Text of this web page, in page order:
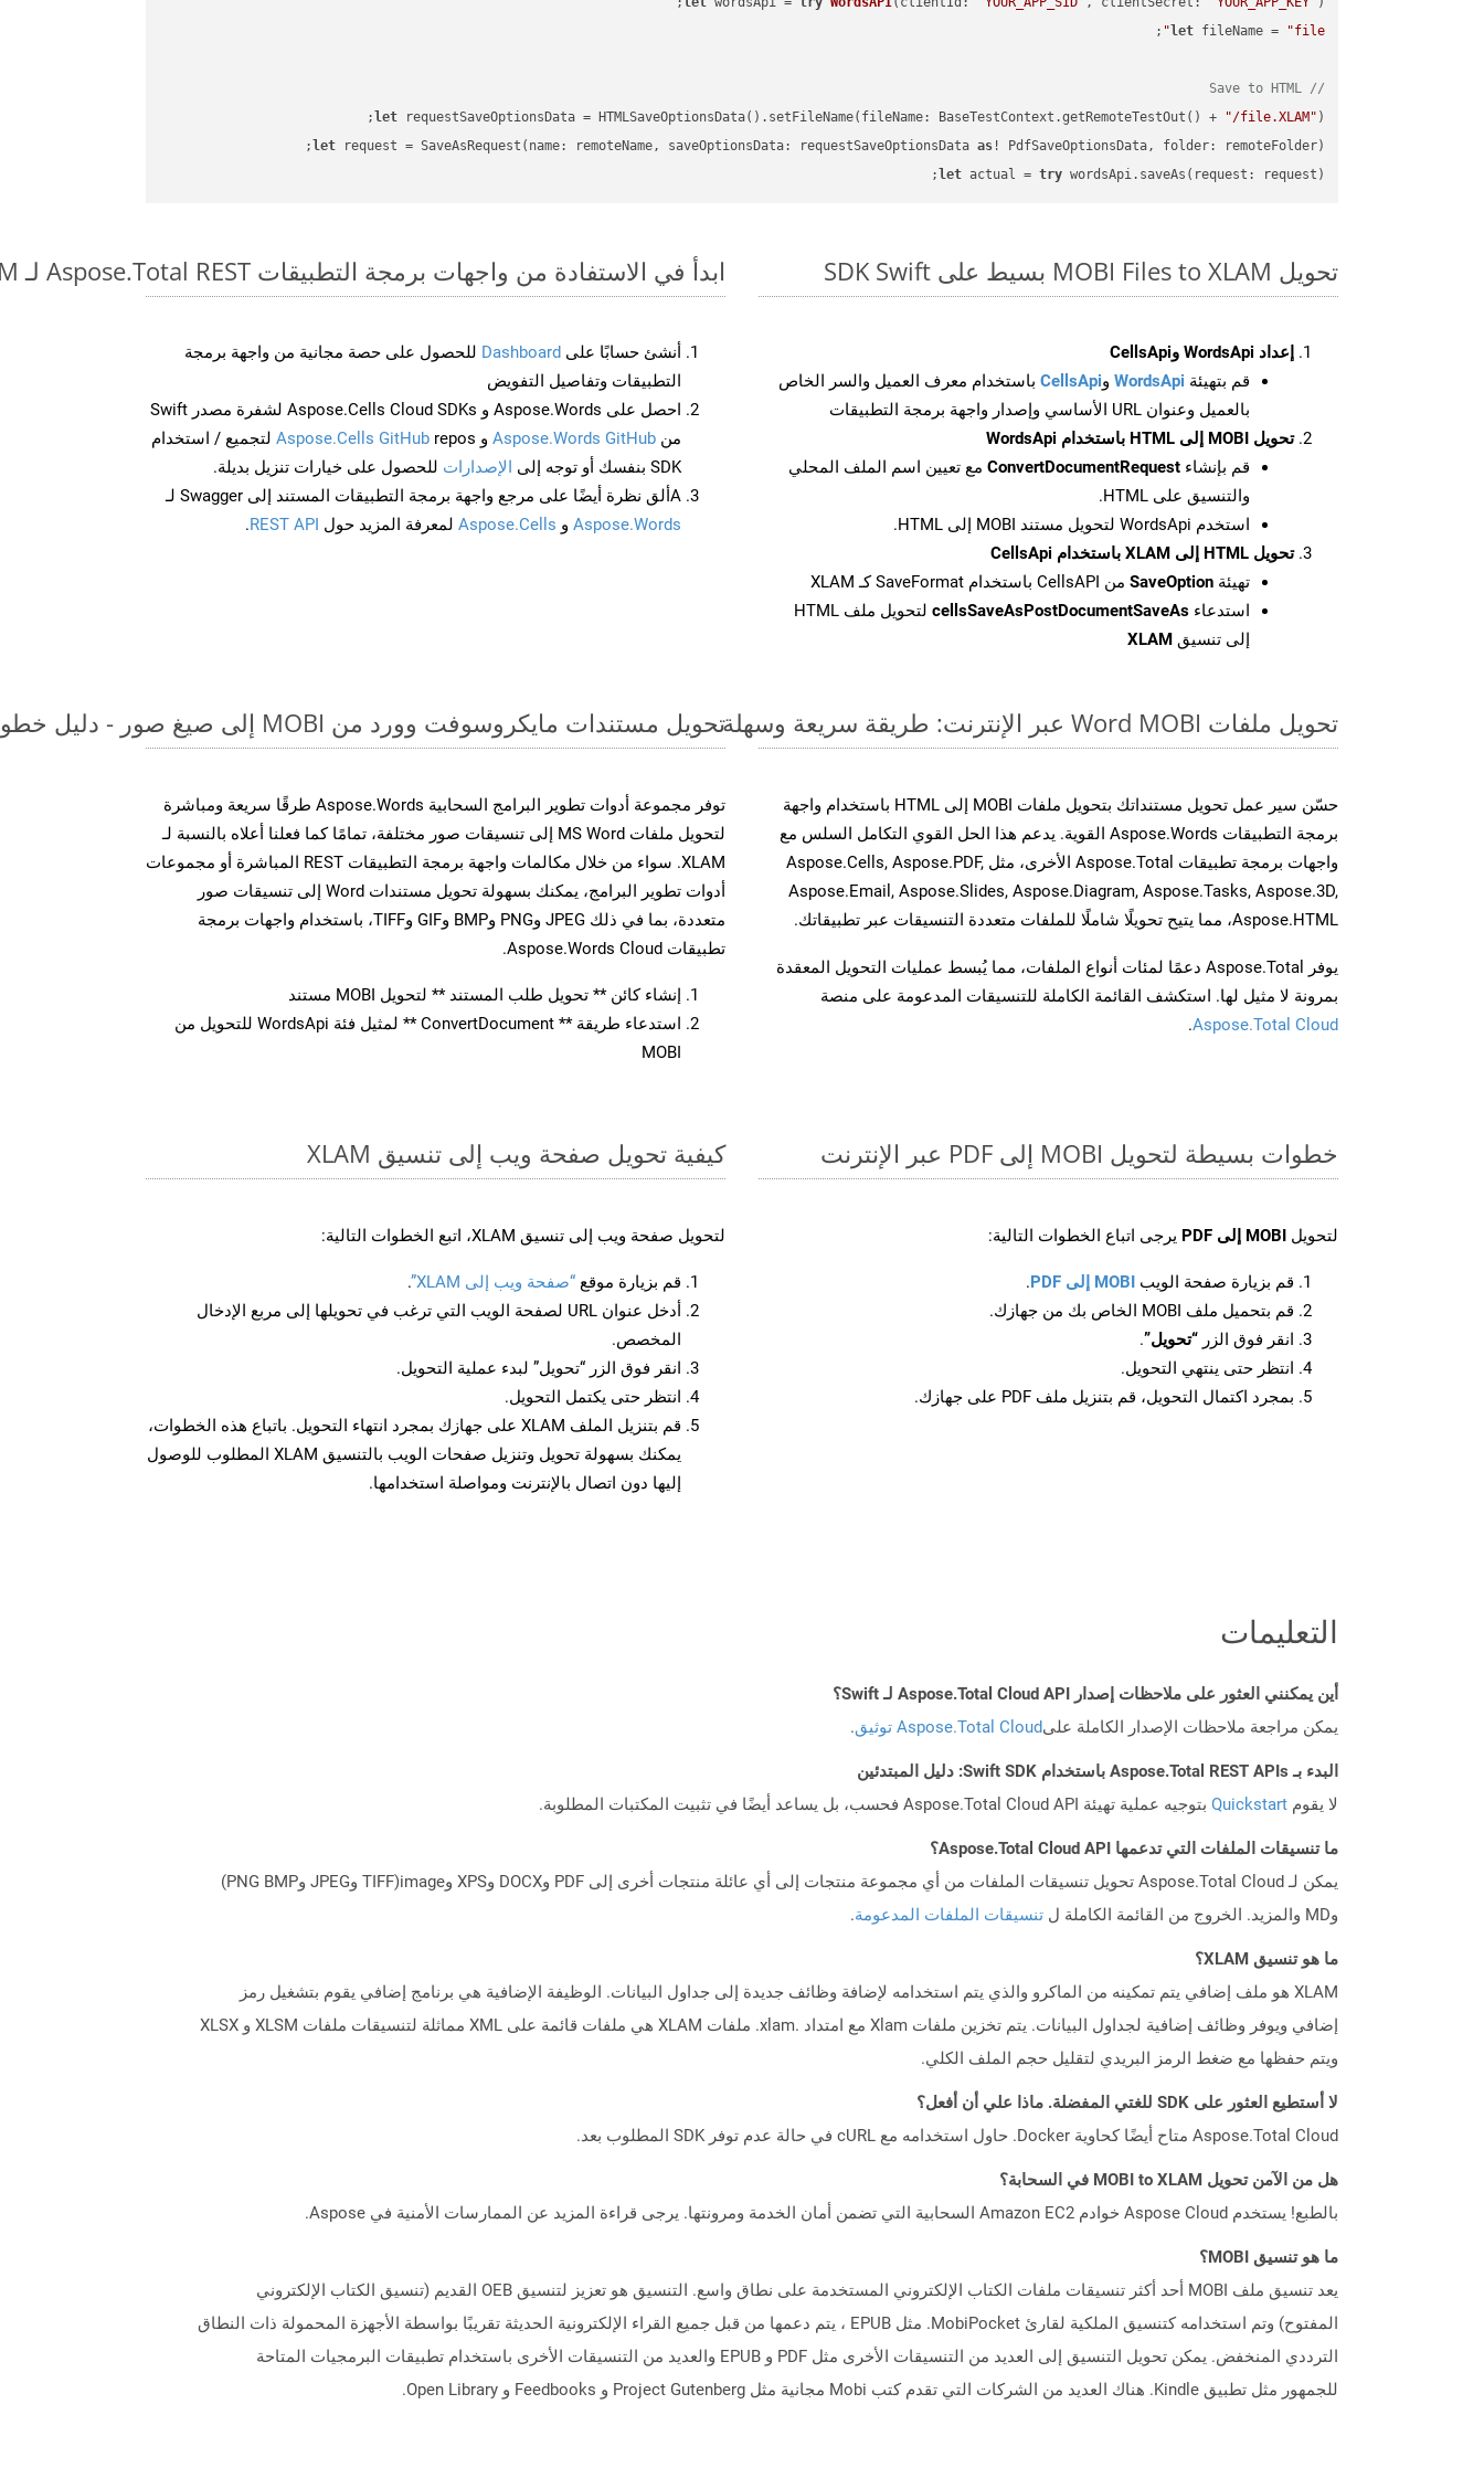
let fileName = "file"
// Save to HTML
let requestSaveOptionsData = HTMLSaveOptionsData().setFileName(fileName: BaseTestContext.getRemoteTestOut() + "/file.XLAM" );
let request = SaveAsRequest(name: remoteName, saveOptionsData: requestSaveOptionsData as! PdfSaveOptionsData, folder: remoteFolder);
let actual = try wordsApi.saveAs(request: request);
تحويل MOBI Files to XLAM بسيط على SDK Swift
إعداد WordsApi وCellsApi
قم بتهيئة WordsApi وCellsApi باستخدام معرف العميل والسر الخاص
بالعميل وعنوان URL الأساسي وإصدار واجهة برمجة التطبيقات
تحويل MOBI إلى HTML باستخدام WordsApi
قم بإنشاء ConvertDocumentRequest مع تعيين اسم الملف المحلي
والتنسيق على HTML.
استخدم WordsApi لتحويل مستند MOBI إلى HTML.
تحويل HTML إلى XLAM باستخدام CellsApi
تهيئة SaveOption من CellsAPI باستخدام SaveFormat كـ XLAM
استدعاء cellsSaveAsPostDocumentSaveAs
لتحويل ملف HTML
إلى تنسيق XLAM
ابدأ في الاستفادة من واجهات برمجة التطبيقات Aspose.Total REST لـ MOBI to XLAM
أنشئ حسابًا على Dashboard للحصول على حصة مجانية من واجهة برمجة
التطبيقات وتفاصيل التفويض
احصل على Aspose.Words و Aspose.Cells Cloud SDKs لشفرة مصدر Swift
من Aspose.Words GitHub و Aspose.Cells GitHub repos لتجميع / استخدام
SDK بنفسك أو توجه إلى
الإصدارات للحصول على خيارات تنزيل بديلة.
Aألق نظرة أيضًا على مرجع واجهة برمجة التطبيقات المستند إلى Swagger لـ
Aspose.Words و Aspose.Cells لمعرفة المزيد حول REST API
.
تحويل ملفات Word MOBI عبر الإنترنت: طريقة سريعة وسهلة
حسّن سير عمل تحويل مستنداتك بتحويل ملفات MOBI إلى HTML باستخدام واجهة
برمجة التطبيقات Aspose.Words القوية. يدعم هذا الحل القوي التكامل السلس مع
واجهات برمجة تطبيقات Aspose.Total الأخرى، مثل Aspose.Cells, Aspose.PDF,
Aspose.Email, Aspose.Slides, Aspose.Diagram, Aspose.Tasks, Aspose.3D,
Aspose.HTML، مما يتيح تحويلًا شاملًا للملفات متعددة التنسيقات عبر تطبيقاتك.
يوفر Aspose.Total دعمًا لمئات أنواع الملفات، مما يُبسط عمليات التحويل المعقدة
بمرونة لا مثيل لها. استكشف القائمة الكاملة للتنسيقات المدعومة على منصة
Aspose.Total Cloud
.
تحويل مستندات مايكروسوفت وورد من MOBI إلى صيغ صور - دليل خطوة بخطوة
توفر مجموعة أدوات تطوير البرامج السحابية Aspose.Words طرقًا سريعة ومباشرة
لتحويل ملفات MS Word إلى تنسيقات صور مختلفة، تمامًا كما فعلنا أعلاه بالنسبة لـ
XLAM. سواء من خلال مكالمات واجهة برمجة التطبيقات REST المباشرة أو مجموعات
أدوات تطوير البرامج، يمكنك بسهولة تحويل مستندات Word إلى تنسيقات صور
متعددة، بما في ذلك JPEG وPNG وBMP وGIF وTIFF، باستخدام واجهات برمجة
تطبيقات Aspose.Words Cloud.
إنشاء كائن ** تحويل طلب المستند ** لتحويل MOBI مستند
استدعاء طريقة ** ConvertDocument ** لمثيل فئة WordsApi للتحويل من
MOBI
خطوات بسيطة لتحويل MOBI إلى PDF عبر الإنترنت
لتحويل MOBI إلى PDF يرجى اتباع الخطوات التالية:
قم بزيارة صفحة الويب MOBI إلى PDF
.
قم بتحميل ملف MOBI الخاص بك من جهازك.
انقر فوق الزر “تحويل”.
انتظر حتى ينتهي التحويل.
بمجرد اكتمال التحويل، قم بتنزيل ملف PDF على جهازك.
كيفية تحويل صفحة ويب إلى تنسيق XLAM
لتحويل صفحة ويب إلى تنسيق XLAM، اتبع الخطوات التالية:
قم بزيارة موقع “صفحة ويب إلى XLAM”
.
أدخل عنوان URL لصفحة الويب التي ترغب في تحويلها إلى مربع الإدخال
المخصص.
انقر فوق الزر “تحويل” لبدء عملية التحويل.
انتظر حتى يكتمل التحويل.
قم بتنزيل الملف XLAM على جهازك بمجرد انتهاء التحويل. باتباع هذه الخطوات،
يمكنك بسهولة تحويل وتنزيل صفحات الويب بالتنسيق XLAM المطلوب للوصول
إليها دون اتصال بالإنترنت ومواصلة استخدامها.
التعليمات
أين يمكنني العثور على ملاحظات إصدار Aspose.Total Cloud API لـ Swift؟
يمكن مراجعة ملاحظات الإصدار الكاملة علىAspose.Total Cloud توثيق .
البدء بـ Aspose.Total REST APIs باستخدام Swift SDK: دليل المبتدئين
لا يقوم Quickstart بتوجيه عملية تهيئة Aspose.Total Cloud API فحسب، بل يساعد أيضًا في تثبيت المكتبات المطلوبة.
ما تنسيقات الملفات التي تدعمها Aspose.Total Cloud API؟
يمكن لـ Aspose.Total Cloud تحويل تنسيقات الملفات من أي مجموعة منتجات إلى أي عائلة منتجات أخرى إلى PDF وDOCX وXPS وimage(TIFF وJPEG وPNG BMP)
وMD والمزيد. الخروج من القائمة الكاملة ل
تنسيقات الملفات المدعومة.
ما هو تنسيق XLAM؟
XLAM هو ملف إضافي يتم تمكينه من الماكرو والذي يتم استخدامه لإضافة وظائف جديدة إلى جداول البيانات. الوظيفة الإضافية هي برنامج إضافي يقوم بتشغيل رمز
إضافي ويوفر وظائف إضافية لجداول البيانات. يتم تخزين ملفات Xlam مع امتداد .xlam. ملفات XLAM هي ملفات قائمة على XML مماثلة لتنسيقات ملفات XLSM و XLSX
ويتم حفظها مع ضغط الرمز البريدي لتقليل حجم الملف الكلي.
لا أستطيع العثور على SDK للغتي المفضلة. ماذا علي أن أفعل؟
Aspose.Total Cloud متاح أيضًا كحاوية Docker. حاول استخدامه مع cURL في حالة عدم توفر SDK المطلوب بعد.
هل من الآمن تحويل MOBI to XLAM في السحابة؟
بالطبع! يستخدم Aspose Cloud خوادم Amazon EC2 السحابية التي تضمن أمان الخدمة ومرونتها. يرجى قراءة المزيد عن الممارسات الأمنية في Aspose.
ما هو تنسيق MOBI؟
يعد تنسيق ملف MOBI أحد أكثر تنسيقات ملفات الكتاب الإلكتروني المستخدمة على نطاق واسع. التنسيق هو تعزيز لتنسيق OEB القديم (تنسيق الكتاب الإلكتروني
المفتوح) وتم استخدامه كتنسيق الملكية لقارئ MobiPocket. مثل EPUB ، يتم دعمها من قبل جميع القراء الإلكترونية الحديثة تقريبًا بواسطة الأجهزة المحمولة ذات النطاق
الترددي المنخفض. يمكن تحويل التنسيق إلى العديد من التنسيقات الأخرى مثل PDF و EPUB والعديد من التنسيقات الأخرى باستخدام تطبيقات البرمجيات المتاحة
للجمهور مثل تطبيق Kindle. هناك العديد من الشركات التي تقدم كتب Mobi مجانية مثل Project Gutenberg و Feedbooks و Open Library.